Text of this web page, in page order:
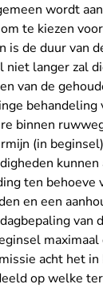
wordt
te kiezen
is de duur van
niet langer zal
van de
behandeling
binnen
(in
ten
en een
van
acht het
op welke